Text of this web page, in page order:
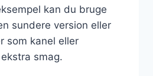
kan du bruge
sundere version eller
som kanel eller
smag.